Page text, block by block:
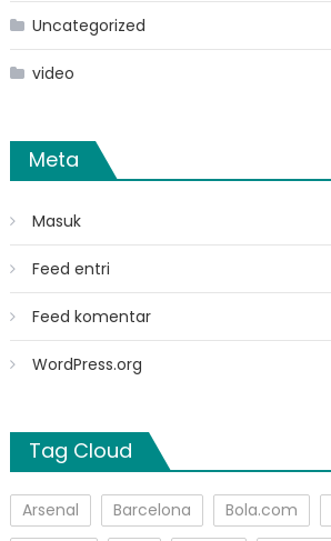
Uncategorized
video
Meta
Masuk
Feed entri
Feed komentar
WordPress.org
Tag Cloud
Arsenal Barcelona Bola.com